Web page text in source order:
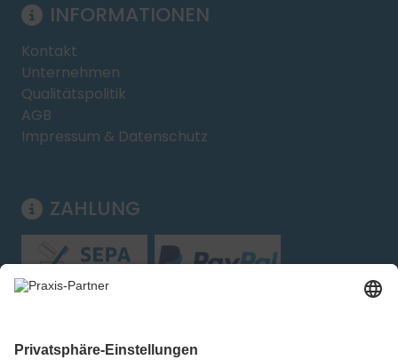
INFORMATIONEN
Kontakt
Unternehmen
Qualitätspolitik
AGB
Impressum & Datenschutz
ZAHLUNG